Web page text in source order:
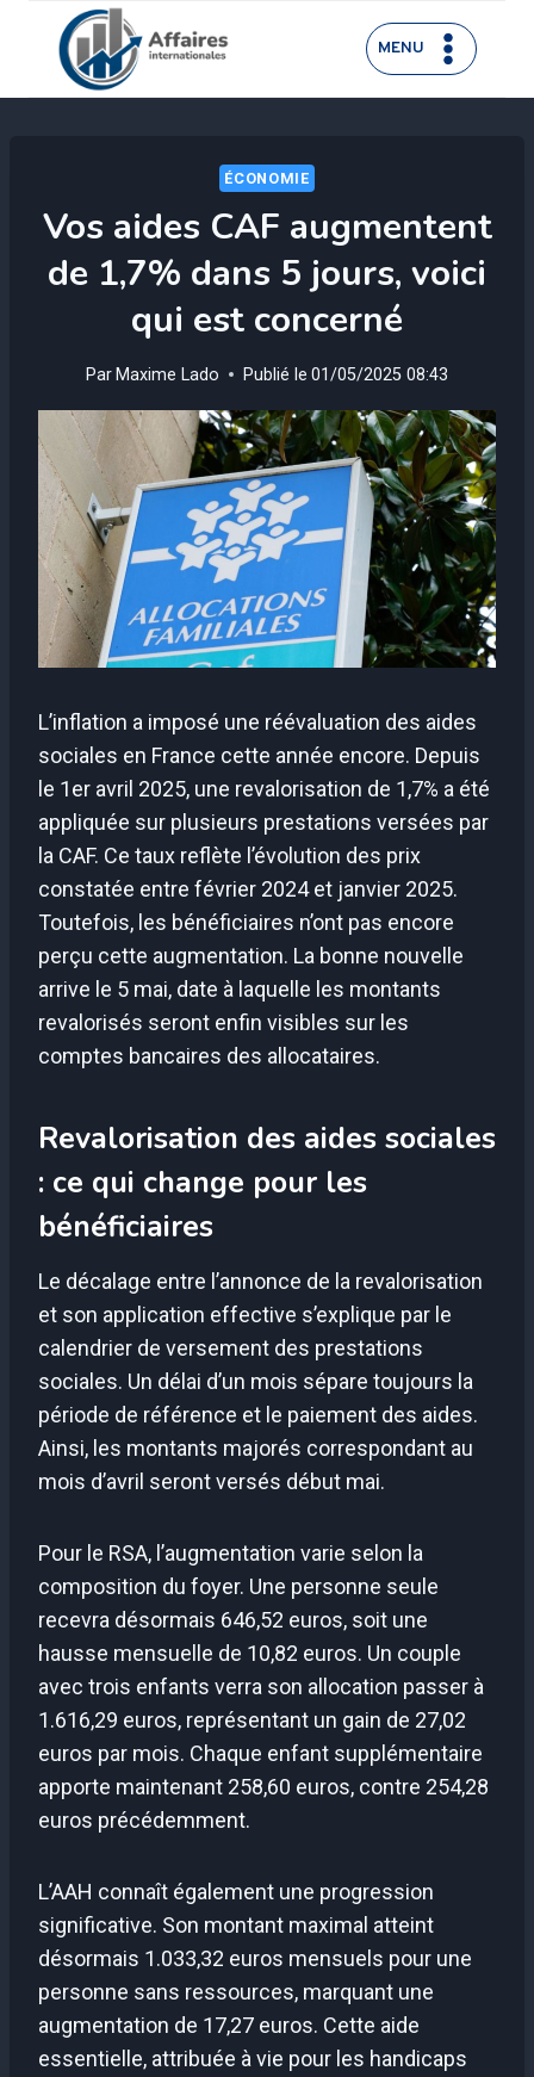
contenu
MENU
ÉCONOMIE
Vos aides CAF augmentent
de 1,7% dans 5 jours, voici
qui est concerné
Par Maxime Lado Publié le 01/05/2025 08:43
L’inflation a imposé une réévaluation des aides
sociales en France cette année encore. Depuis
le 1er avril 2025, une revalorisation de 1,7% a été
appliquée sur plusieurs prestations versées par
la CAF. Ce taux reflète l’évolution des prix
constatée entre février 2024 et janvier 2025.
Toutefois, les bénéficiaires n’ont pas encore
perçu cette augmentation. La bonne nouvelle
arrive le 5 mai, date à laquelle les montants
revalorisés seront enfin visibles sur les
comptes bancaires des allocataires.
Revalorisation des aides sociales
: ce qui change pour les
bénéficiaires
Le décalage entre l’annonce de la revalorisation
et son application effective s’explique par le
calendrier de versement des prestations
sociales. Un délai d’un mois sépare toujours la
période de référence et le paiement des aides.
Ainsi, les montants majorés correspondant au
mois d’avril seront versés début mai.
Pour le RSA, l’augmentation varie selon la
composition du foyer. Une personne seule
recevra désormais 646,52 euros, soit une
hausse mensuelle de 10,82 euros. Un couple
avec trois enfants verra son allocation passer à
1.616,29 euros, représentant un gain de 27,02
euros par mois. Chaque enfant supplémentaire
apporte maintenant 258,60 euros, contre 254,28
euros précédemment.
L’AAH connaît également une progression
significative. Son montant maximal atteint
désormais 1.033,32 euros mensuels pour une
personne sans ressources, marquant une
augmentation de 17,27 euros. Cette aide
essentielle, attribuée à vie pour les handicaps